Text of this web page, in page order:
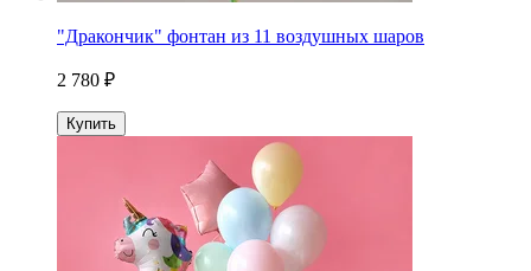
"Дракончик" фонтан из 11 воздушных шаров
2 780 ₽
Купить